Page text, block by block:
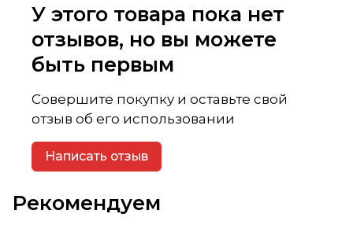
У этого товара пока нет
отзывов, но вы можете
быть первым
Совершите покупку и оставьте свой
отзыв об его использовании
Написать отзыв
Рекомендуем